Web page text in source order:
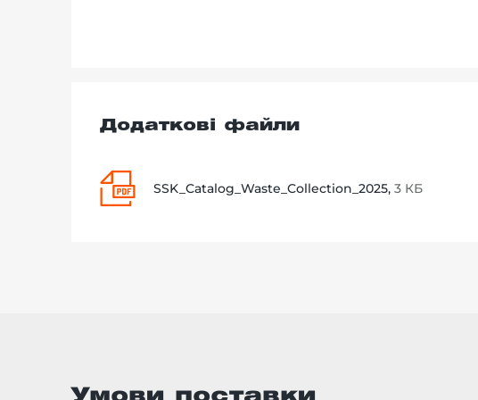
Додаткові файли
SSK_Catalog_Waste_Collection_2025, 3 КБ